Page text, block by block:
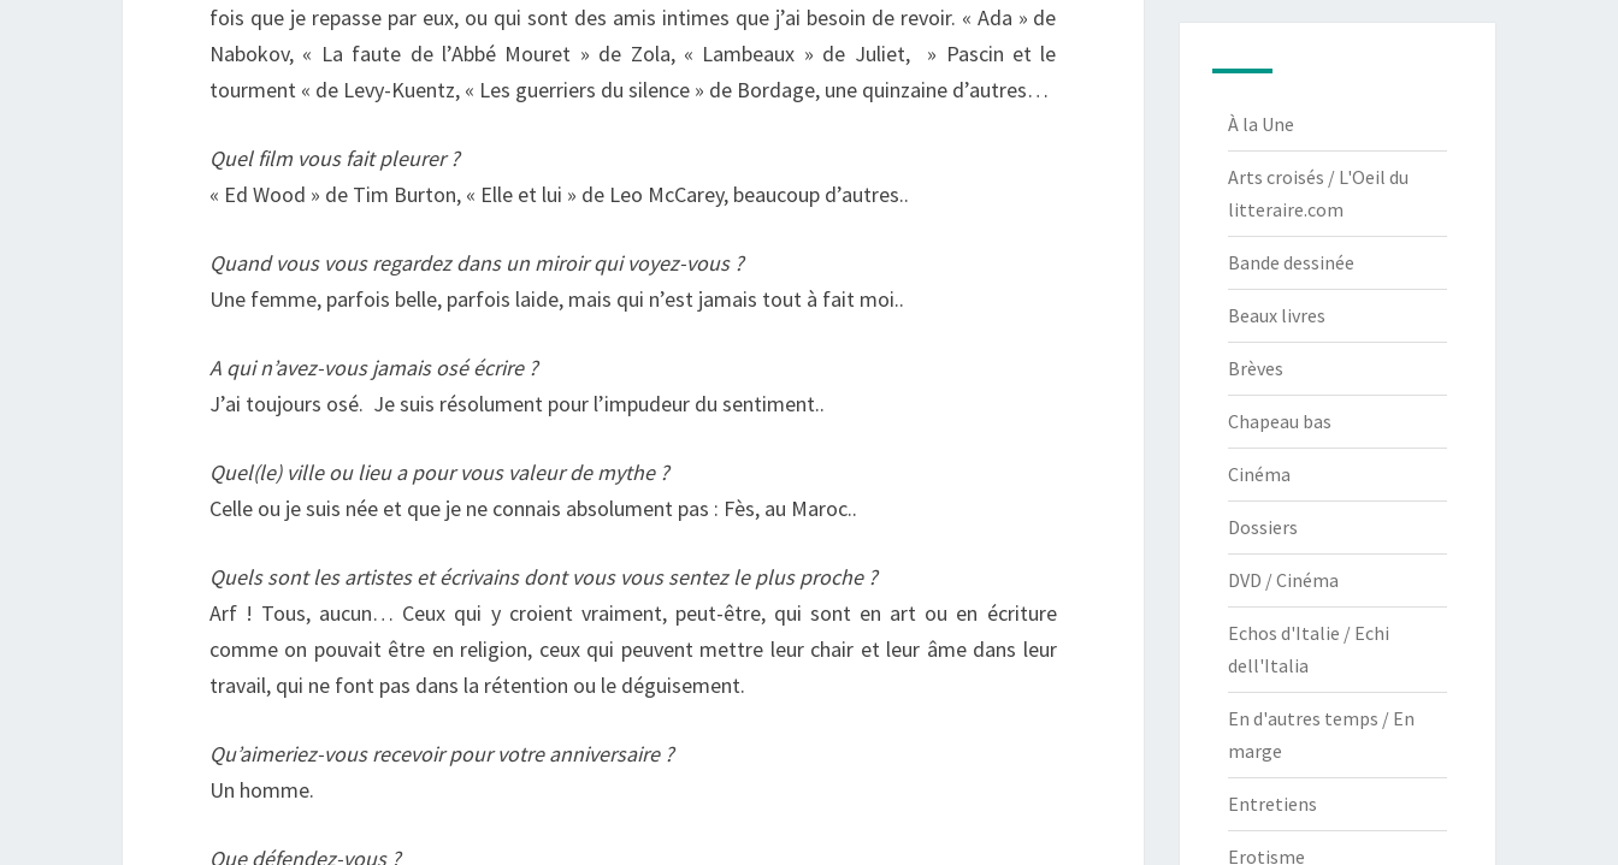
fois que je repasse par eux, ou qui sont des amis intimes que j’ai besoin de revoir. « Ada » de
Nabokov, « La faute de l’Abbé Mouret » de Zola, « Lambeaux » de Juliet, » Pascin et le
tourment « de Levy-Kuentz, « Les guerriers du silence » de Bordage, une quinzaine d’autres…
Quel film vous fait pleurer ?
« Ed Wood » de Tim Burton, « Elle et lui » de Leo McCarey, beaucoup d’autres..
Quand vous vous regardez dans un miroir qui voyez-vous ?
Une femme, parfois belle, parfois laide, mais qui n’est jamais tout à fait moi..
A qui n’avez-vous jamais osé écrire ?
J’ai toujours osé. Je suis résolument pour l’impudeur du sentiment..
Quel(le) ville ou lieu a pour vous valeur de mythe ?
Celle ou je suis née et que je ne connais absolument pas : Fès, au Maroc..
Quels sont les artistes et écrivains dont vous vous sentez le plus proche ?
Arf ! Tous, aucun… Ceux qui y croient vraiment, peut-être, qui sont en art ou en écriture
comme on pouvait être en religion, ceux qui peuvent mettre leur chair et leur âme dans leur
travail, qui ne font pas dans la rétention ou le déguisement.
Qu’aimeriez-vous recevoir pour votre anniversaire ?
Un homme.
Que défendez-vous ?
À la Une
Arts croisés / L'Oeil du
litteraire.com
Bande dessinée
Beaux livres
Brèves
Chapeau bas
Cinéma
Dossiers
DVD / Cinéma
Echos d'Italie / Echi
dell'Italia
En d'autres temps / En
marge
Entretiens
Erotisme